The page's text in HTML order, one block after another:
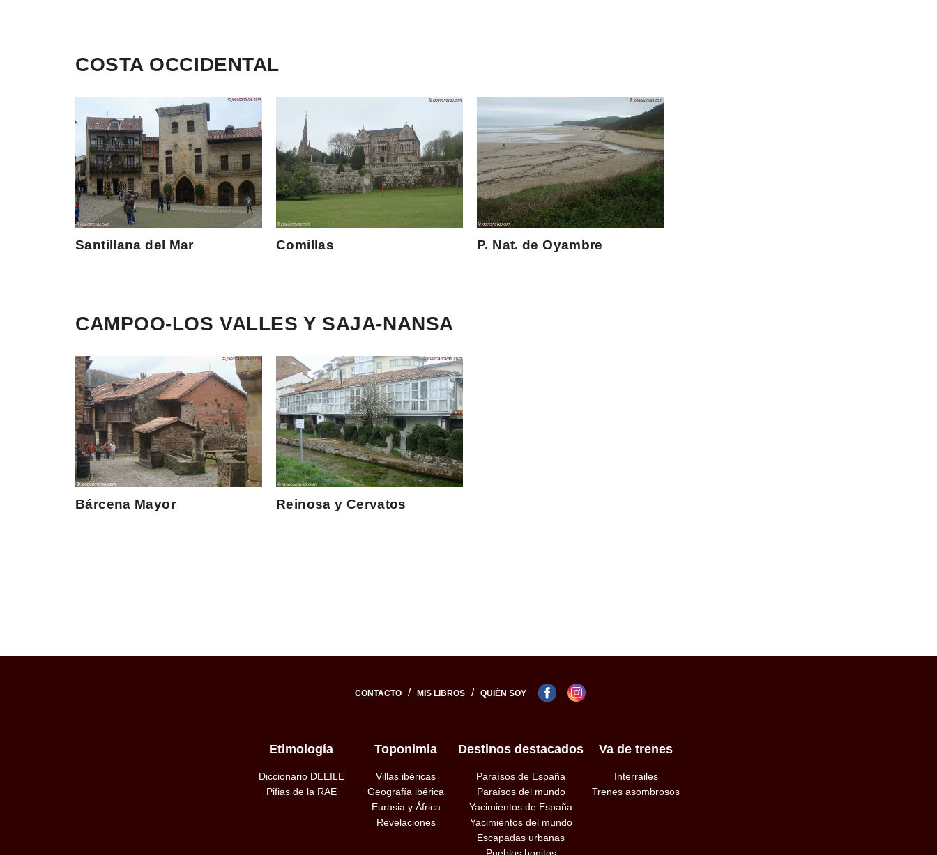
COSTA OCCIDENTAL
Santillana del Mar Comillas P. Nat. de Oyambre
CAMPOO-LOS VALLES Y SAJA-NANSA
Bárcena Mayor Reinosa y Cervatos
CONTACTO / MIS LIBROS / QUIÉN SOY
Etimología
Diccionario DEEILE
Pifias de la RAE
Toponimia
Villas ibéricas
Geografía ibérica
Eurasia y África
Revelaciones
Destinos destacados
Paraísos de España
Paraísos del mundo
Yacimientos de España
Yacimientos del mundo
Escapadas urbanas
Pueblos bonitos
Va de trenes
Interrailes
Trenes asombrosos